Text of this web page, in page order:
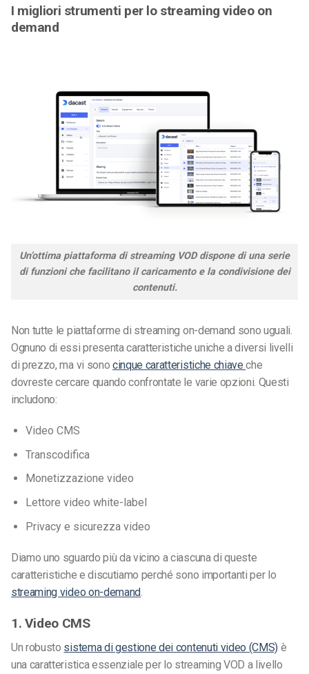
I migliori strumenti per lo streaming video on
demand
Un’ottima piattaforma di streaming VOD dispone di una serie
di funzioni che facilitano il caricamento e la condivisione dei
contenuti.
Non tutte le piattaforme di streaming on-demand sono uguali.
Ognuno di essi presenta caratteristiche uniche a diversi livelli
di prezzo, ma vi sono cinque caratteristiche chiaveche
dovreste cercare quando confrontate le varie opzioni. Questi
includono:
Video CMS
Transcodifica
Monetizzazione video
Lettore video white-label
Privacy e sicurezza video
Diamo uno sguardo più da vicino a ciascuna di queste
caratteristiche e discutiamo perché sono importanti per lo
streaming video on-demand.
1. Video CMS
Un robusto sistema di gestione dei contenuti video (CMS) è
una caratteristica essenziale per lo streaming VOD a livello